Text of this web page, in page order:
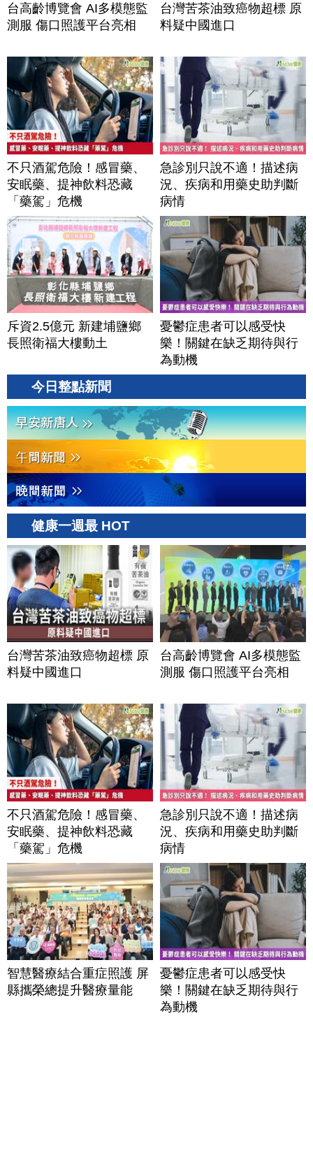
台高齡博覽會 AI多模態監
測服 傷口照護平台亮相
台灣苦茶油致癌物超標 原
料疑中國進口
不只酒駕危險！感冒藥、
安眠藥、提神飲料恐藏
「藥駕」危機
急診別只說不適！描述病
況、疾病和用藥史助判斷
病情
斥資2.5億元 新建埔鹽鄉
長照衛福大樓動土
憂鬱症患者可以感受快
樂！關鍵在缺乏期待與行
為動機
今日整點新聞
健康一週最 HOT
台灣苦茶油致癌物超標 原
料疑中國進口
台高齡博覽會 AI多模態監
測服 傷口照護平台亮相
不只酒駕危險！感冒藥、
安眠藥、提神飲料恐藏
「藥駕」危機
急診別只說不適！描述病
況、疾病和用藥史助判斷
病情
智慧醫療結合重症照護 屏
縣攜榮總提升醫療量能
憂鬱症患者可以感受快
樂！關鍵在缺乏期待與行
為動機